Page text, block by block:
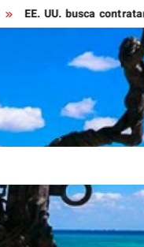
busca contratar a